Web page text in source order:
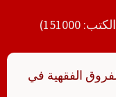
الفقهية في